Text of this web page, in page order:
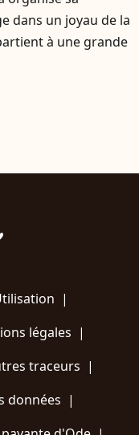
dans un joyau de la
à une grande
|
légales |
traceurs |
données |